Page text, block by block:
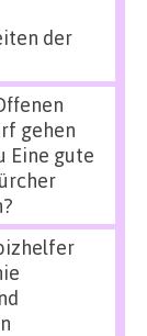
der
gehen
Eine gute